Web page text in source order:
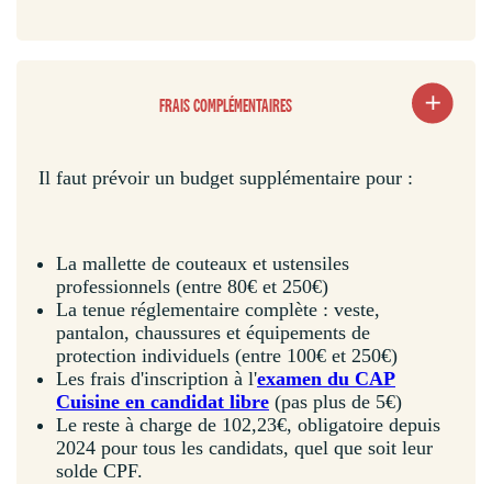
FRAIS COMPLÉMENTAIRES
Il faut prévoir un budget supplémentaire pour :
La mallette de couteaux et ustensiles
professionnels (entre 80€ et 250€)
La tenue réglementaire complète : veste,
pantalon, chaussures et équipements de
protection individuels (entre 100€ et 250€)
Les frais d'inscription à l'examen du CAP
Cuisine en candidat libre (pas plus de 5€)
Le reste à charge de 102,23€, obligatoire depuis
2024 pour tous les candidats, quel que soit leur
solde CPF.